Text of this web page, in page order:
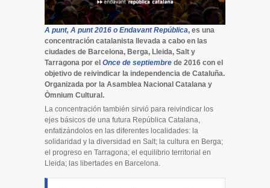
A punt, A punt 2016 o Endavant República, es una
concentración catalanista llevada a cabo en las
ciudades de Barcelona, Berga, Lleida, Salt y
Tarragona por el Once de septiembre de 2016 con el
objetivo de reivindicar la independencia de Cataluña.
Organizada por la Asamblea Nacional Catalana y
Òmnium Cultural.
La concentración también sirvió para reivindicar los
ejes básicos de una futura República Catalana,
enfatizándolos en las diferentes localidades: la
solidaridad y la diversidad en Salt; la cultura en Berga;
el progreso en Tarragona; el equilibrio territorial en
Lleida; las libertades en Barcelona.